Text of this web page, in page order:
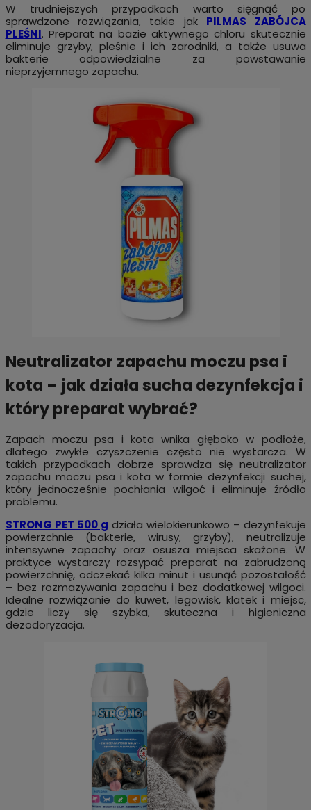
W trudniejszych przypadkach warto sięgnąć po
sprawdzone rozwiązania, takie jak PILMAS ZABÓJCA
PLEŚNI. Preparat na bazie aktywnego chloru skutecznie
eliminuje grzyby, pleśnie i ich zarodniki, a także usuwa
bakterie odpowiedzialne za powstawanie
nieprzyjemnego zapachu.
Neutralizator zapachu moczu psa i
kota – jak działa sucha dezynfekcja i
który preparat wybrać?
Zapach moczu psa i kota wnika głęboko w podłoże,
dlatego zwykłe czyszczenie często nie wystarcza. W
takich przypadkach dobrze sprawdza się neutralizator
zapachu moczu psa i kota w formie dezynfekcji suchej,
który jednocześnie pochłania wilgoć i eliminuje źródło
problemu.
STRONG PET 500 g działa wielokierunkowo – dezynfekuje
powierzchnie (bakterie, wirusy, grzyby), neutralizuje
intensywne zapachy oraz osusza miejsca skażone. W
praktyce wystarczy rozsypać preparat na zabrudzoną
powierzchnię, odczekać kilka minut i usunąć pozostałość
– bez rozmazywania zapachu i bez dodatkowej wilgoci.
Idealne rozwiązanie do kuwet, legowisk, klatek i miejsc,
gdzie liczy się szybka, skuteczna i higieniczna
dezodoryzacja.